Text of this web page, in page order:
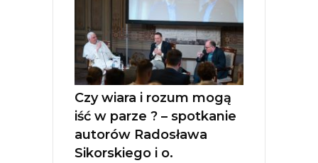
Czy wiara i rozum mogą
iść w parze ? – spotkanie
autorów Radosława
Sikorskiego i o.